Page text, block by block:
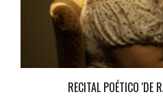
RECITAL POÉTICO 'DE